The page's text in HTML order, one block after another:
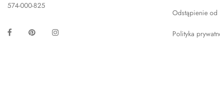
574-000-825
Facebook Pinterest
Odstąpienie od
Polityka